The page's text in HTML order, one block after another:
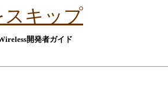
スキップ
開発者ガイド